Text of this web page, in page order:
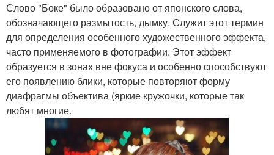
Слово "Боке" было образовано от японского слова,
обозначающего размытость, дымку. Служит этот термин
для определения особенного художественного эффекта,
часто применяемого в фотографии. Этот эффект
образуется в зонах вне фокуса и особенно способствуют
его появлению блики, которые повторяют форму
диафрагмы объектива (яркие кружочки, которые так
любят многие.